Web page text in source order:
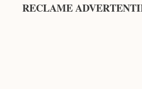
RECLAME